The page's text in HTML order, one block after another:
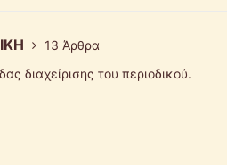
13 Άρθρα
διαχείρισης του περιοδικού.